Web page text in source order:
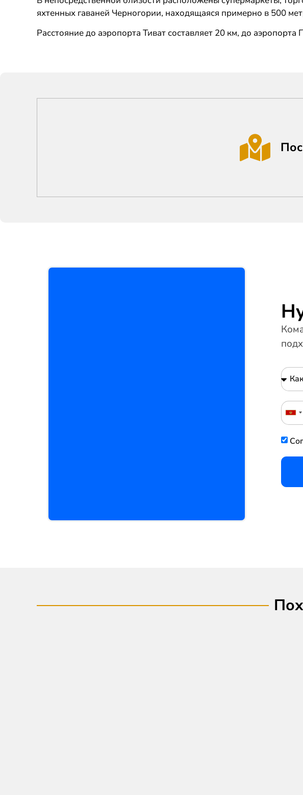
яхтенных гаваней Черногории, находящаяся примерно в 500
Расстояние до аэропорта Тиват составляет 20 км, до